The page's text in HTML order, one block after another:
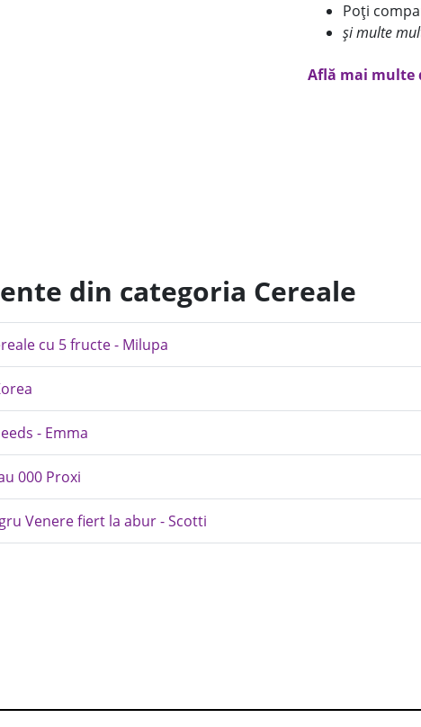
Poți
și multe
Află mai multe
din categoria Cereale
cu 5 fructe - Milupa
- Emma
000 Proxi
Venere fiert la abur - Scotti